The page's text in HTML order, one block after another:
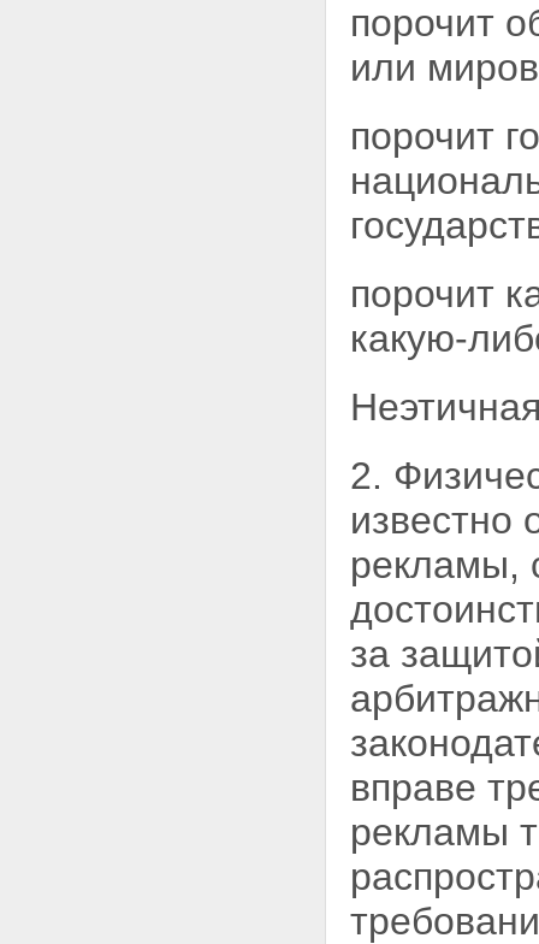
порочит
или
порочит
порочит
какую-
2.
известно
рекламы,
за
вправе
рекламы